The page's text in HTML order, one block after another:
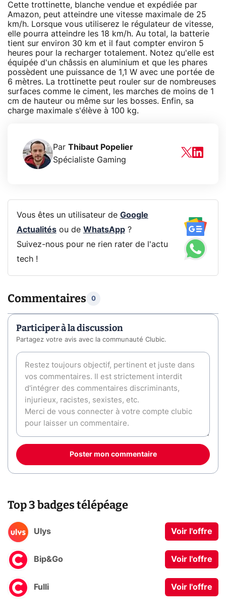
Cette trottinette, blanche vendue et expédiée par
Amazon, peut atteindre une vitesse maximale de 25
km/h. Lorsque vous utiliserez le régulateur de vitesse,
elle pourra atteindre les 18 km/h. Au total, la batterie
tient sur environ 30 km et il faut compter environ 5
heures pour la recharger totalement. Notez qu'elle est
équipée d'un châssis en aluminium et que les phares
possèdent une puissance de 1,1 W avec une portée de
6 mètres. La trottinette peut rouler sur de nombreuses
surfaces comme le ciment, les marches de moins de 1
cm de hauteur ou même sur les bosses. Enfin, sa
charge maximale s'élève à 100 kg.
Par Thibaut Popelier
Spécialiste Gaming
Vous êtes un utilisateur de Google
Actualitésou de WhatsApp?
Suivez-nous pour ne rien rater de l'actu
tech !
Commentaires 0
Participer à la discussion
Partagez votre avis avec la communauté Clubic.
Poster mon commentaire
Top 3 badges télépéage
Ulys Voir l'offre
Bip&Go Voir l'offre
Fulli Voir l'offre